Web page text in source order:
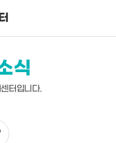
식
터입니다.